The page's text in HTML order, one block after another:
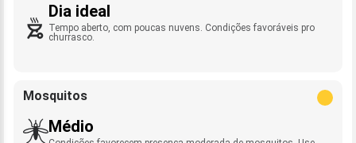
Dia ideal
Tempo aberto, com poucas nuvens. Condições favoráveis pro
churrasco.
Mosquitos
Médio